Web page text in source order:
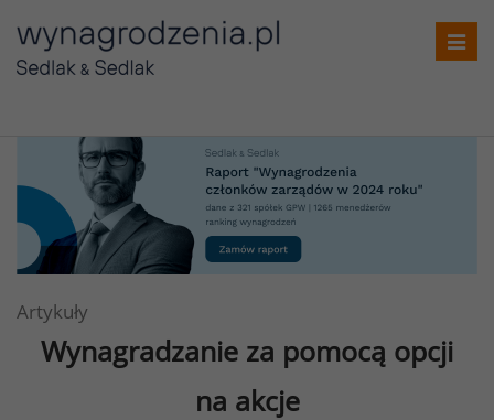
Artykuły
Wynagradzanie za pomocą opcji
na akcje